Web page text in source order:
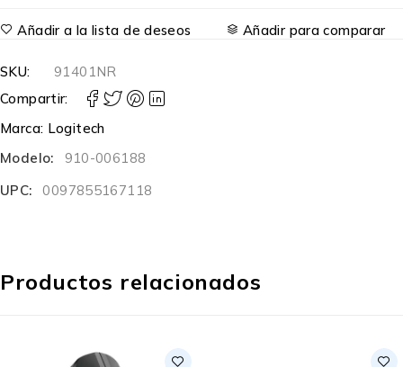
Añadir a la lista de deseos Añadir para comparar
SKU:
91401NR
Compartir:
Marca: Logitech
Modelo:
910-006188
UPC:
0097855167118
Productos relacionados